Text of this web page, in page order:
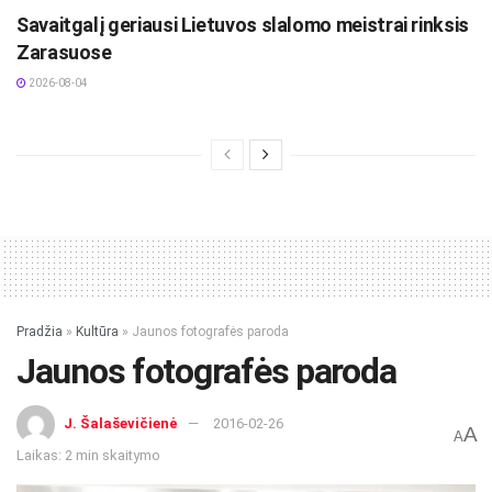
Savaitgalį geriausi Lietuvos slalomo meistrai rinksis
Zarasuose
2026-08-04
Pradžia » Kultūra » Jaunos fotografės paroda
Jaunos fotografės paroda
J. Šalaševičienė
2016-02-26
Laikas: 2 min skaitymo
AA